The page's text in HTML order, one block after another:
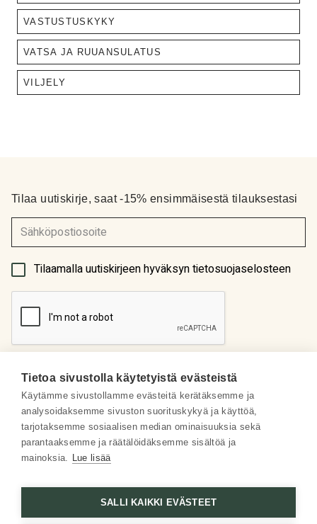
VASTUSTUSKYKY
VATSA JA RUUANSULATUS
VILJELY
Meistä
Some
Asiakaspalvelu
Tilaa uutiskirje, saat -15% ensimmäisestä tilauksestasi
(Pakollinen)
Tilaamalla uutiskirjeen hyväksyn tietosuojaselosteen
Tietoa sivustolla käytetyistä evästeistä
Käytämme sivustollamme evästeitä kerätäksemme ja
analysoidaksemme sivuston suorituskykyä ja käyttöä,
tarjotaksemme sosiaalisen median ominaisuuksia sekä
parantaaksemme ja räätälöidäksemme sisältöä ja
mainoksia. Lue lisää
SALLI KAIKKI EVÄSTEET